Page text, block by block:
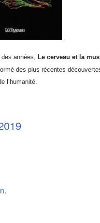
années, Le cerveau et la
des plus récentes
l’humanité.